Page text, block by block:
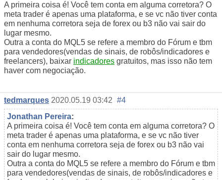
A primeira coisa é! Você tem conta em alguma corretora? O
meta trader é apenas uma plataforma, e se vc não tiver conta
em nenhuma corretora seja de forex ou b3 não vai sair do
lugar mesmo.
Outra a conta do MQL5 se refere a membro do Fórum e tbm
para vendedores(vendas de sinais, de robôs/indicadores e
freelancers), baixar indicadores gratuitos, mas isso não tem
haver com negociação.
tedmarques 2020.05.19 03:42 #4
Jonathan Pereira:
A primeira coisa é! Você tem conta em alguma corretora? O
meta trader é apenas uma plataforma, e se vc não tiver
conta em nenhuma corretora seja de forex ou b3 não vai
sair do lugar mesmo.
Outra a conta do MQL5 se refere a membro do Fórum e tbm
para vendedores(vendas de sinais, de robôs/indicadores e